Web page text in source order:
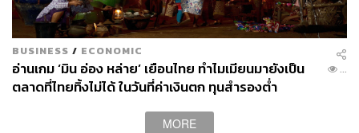
BUSINESS / ECONOMIC
อ่านเกม ‘มิน อ่อง หล่าย’ เยือนไทย ทำไมเมียนมายังเป็น
ตลาดที่ไทยทิ้งไม่ได้ ในวันที่ค่าเงินตก ทุนสำรองต่ำ
...
MORE